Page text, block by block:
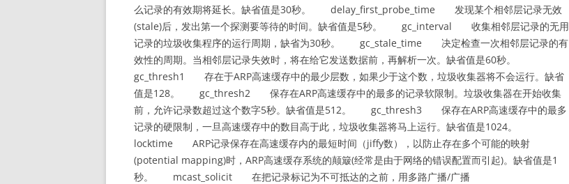
么记录的有效期将延长。缺省值是30秒。 delay_first_probe_time 发现某个相邻层记录无效
(stale)后，发出第一个探测要等待的时间。缺省值是5秒。 gc_interval 收集相邻层记录的无用
记录的垃圾收集程序的运行周期，缺省为30秒。 gc_stale_time 决定检查一次相邻层记录的有
效性的周期。当相邻层记录失效时，将在给它发送数据前，再解析一次。缺省值是60秒。
gc_thresh1 存在于ARP高速缓存中的最少层数，如果少于这个数，垃圾收集器将不会运行。缺省
值是128。 gc_thresh2 保存在ARP高速缓存中的最多的记录软限制。垃圾收集器在开始收集
前，允许记录数超过这个数字5秒。缺省值是512。 gc_thresh3 保存在ARP高速缓存中的最多
记录的硬限制，一旦高速缓存中的数目高于此，垃圾收集器将马上运行。缺省值是1024。
locktime ARP记录保存在高速缓存内的最短时间（jiffy数），以防止存在多个可能的映射
(potential mapping)时，ARP高速缓存系统的颠簸(经常是由于网络的错误配置而引起)。缺省值是1
秒。 mcast_solicit 在把记录标记为不可抵达的之前，用多路广播/广播